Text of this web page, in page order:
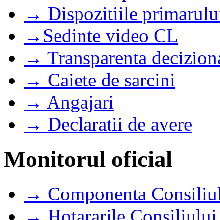
→ Dispozitiile
→Sedinte video CL
→ Transparenta
→ Caiete de sarcini
→ Angajari
→ Declaratii de avere
Monitorul oficial
→ Componenta